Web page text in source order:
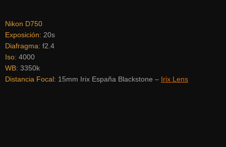
Nikon D750
Exposición: 20s
Diafragma: f2.4
Iso: 4000
WB: 3350k
Distancia Focal: 15mm Irix España Blackstone – Irix Lens